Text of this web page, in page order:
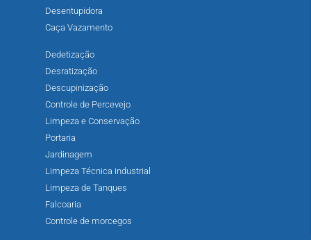
Desentupidora
Caça Vazamento
Dedetização
Desratização
Descupinização
Controle de Percevejo
Limpeza e Conservação
Portaria
Jardinagem
Limpeza Técnica industrial
Limpeza de Tanques
Falcoaria
Controle de morcegos